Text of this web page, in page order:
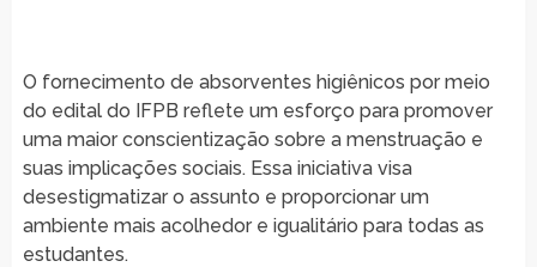
O fornecimento de absorventes higiênicos por meio
do edital do IFPB reflete um esforço para promover
uma maior conscientização sobre a menstruação e
suas implicações sociais. Essa iniciativa visa
desestigmatizar o assunto e proporcionar um
ambiente mais acolhedor e igualitário para todas as
estudantes.